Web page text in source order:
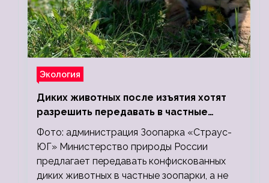
Экология
Диких животных после изъятия хотят
разрешить передавать в частные
зоопарки
Фото: администрация Зоопарка «Страус-
ЮГ» Министерство природы России
предлагает передавать конфискованных
диких животных в частные зоопарки, а не